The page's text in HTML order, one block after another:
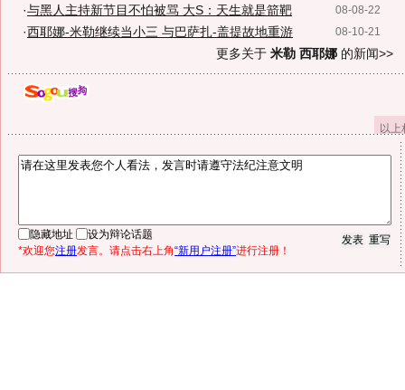
08-08-22
·与黑人主持新节目不怕被骂 大S：天生就是箭靶
08-10-21
·西耶娜-米勒继续当小三 与巴萨扎-盖提故地重游
更多关于 米勒 西耶娜 的新闻>>
以
隐藏地址
设为辩论话题
*欢迎您注册发言。请点击右上角“新用户注册”进行注册！